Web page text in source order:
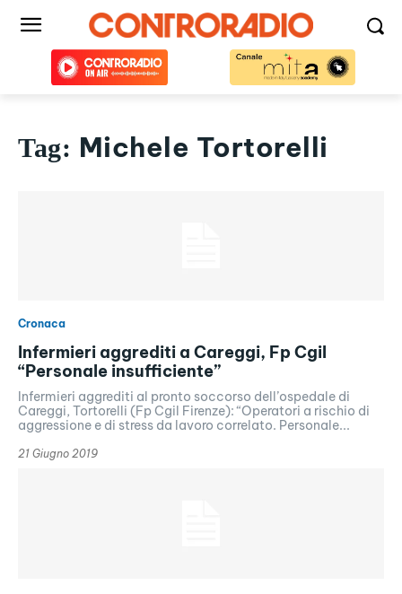
Tag: Michele Tortorelli
Cronaca
Infermieri aggrediti a Careggi, Fp Cgil
“Personale insufficiente”
Infermieri aggrediti al pronto soccorso dell’ospedale di
Careggi, Tortorelli (Fp Cgil Firenze): “Operatori a rischio di
aggressione e di stress da lavoro correlato. Personale...
21 Giugno 2019